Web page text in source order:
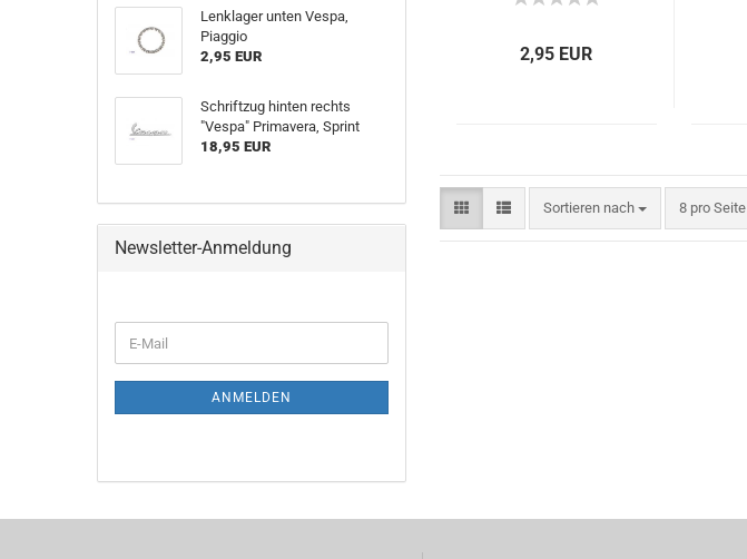
2,95 EUR
Sortieren nach
Sortieren nach 8 pro Seite
pro Seite
Lenklager unten Vespa,
Piaggio
2,95 EUR
Schriftzug hinten rechts
"Vespa" Primavera, Sprint
18,95 EUR
Newsletter-Anmeldung
E-
Mail
ANMELDEN